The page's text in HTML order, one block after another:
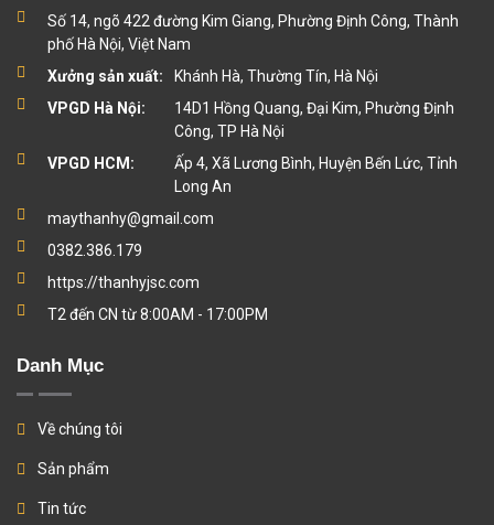
Số 14, ngõ 422 đường Kim Giang, Phường Định Công, Thành
phố Hà Nội, Việt Nam
Xưởng sản xuất:
Khánh Hà, Thường Tín, Hà Nội
VPGD Hà Nội:
14D1 Hồng Quang, Đại Kim, Phường Định
Công, TP Hà Nội
VPGD HCM:
Ấp 4, Xã Lương Bình, Huyện Bến Lức, Tỉnh
Long An
maythanhy@gmail.com
0382.386.179
https://thanhyjsc.com
T2 đến CN từ 8:00AM - 17:00PM
Danh Mục
Về chúng tôi
Sản phẩm
Tin tức